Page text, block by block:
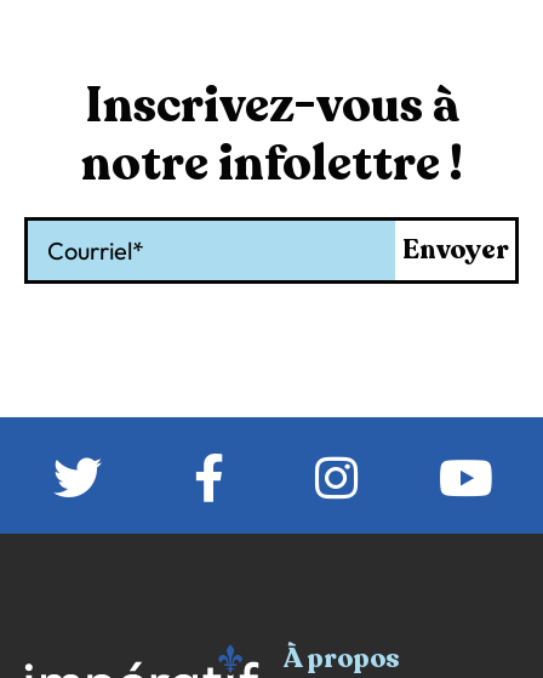
Inscrivez-vous à
notre infolettre !
Envoyer
À propos